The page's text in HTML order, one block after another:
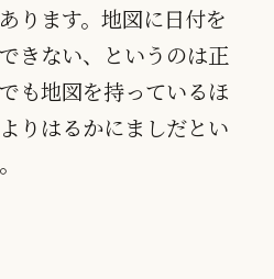
ります。地図に日付を
きない、というのは正
も地図を持っているほ
りはるかにましだとい